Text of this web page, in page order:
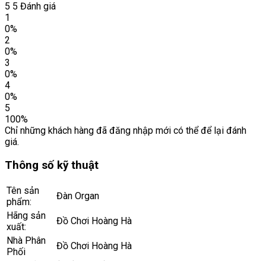
5 5 Đánh giá
1
0%
2
0%
3
0%
4
0%
5
100%
Chỉ những khách hàng đã đăng nhập mới có thể để lại đánh
giá.
Thông số kỹ thuật
Tên sản
phẩm:
Đàn Organ
Hãng sản
xuất:
Đồ Chơi Hoàng Hà
Nhà Phân
Phối
Đồ Chơi Hoàng Hà